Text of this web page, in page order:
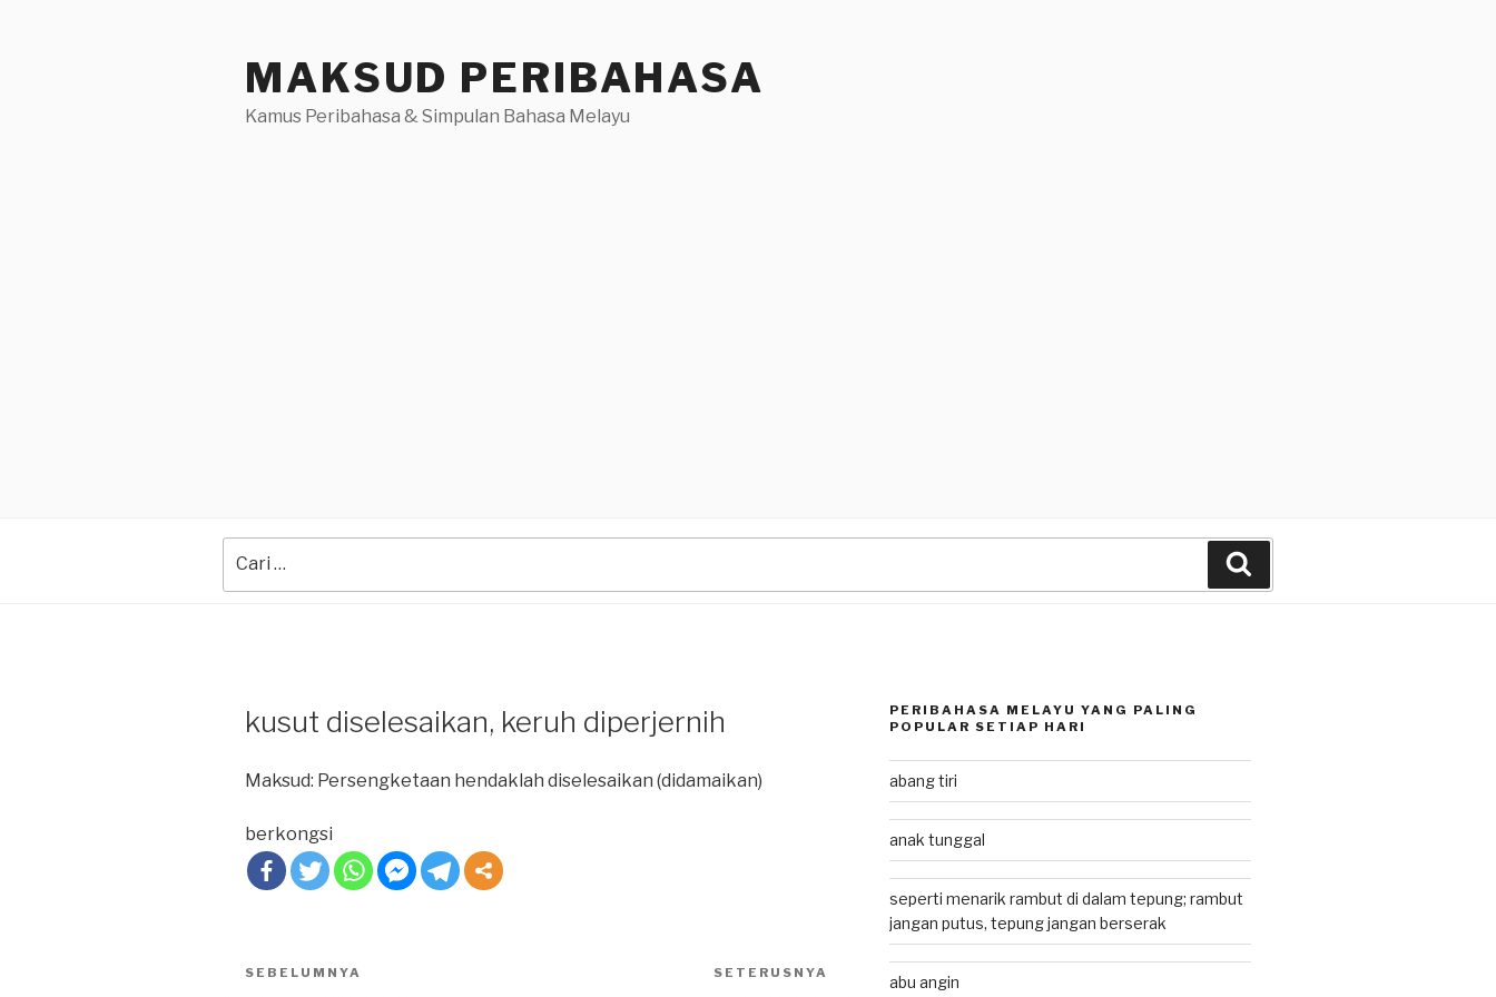
MAKSUD PERIBAHASA
Kamus Peribahasa & Simpulan Bahasa Melayu
for:
kusut diselesaikan, keruh diperjernih
Maksud: Persengketaan hendaklah diselesaikan (didamaikan)
berkongsi
Post
Previous
SEBELUMNYA SETERUSNYA
PERIBAHASA MELAYU YANG PALING
POPULAR SETIAP HARI
abang tiri
anak tunggal
seperti menarik rambut di dalam tepung; rambut
jangan putus, tepung jangan berserak
abu angin